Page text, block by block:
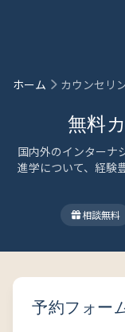
ホーム カウンセリ
無料
国内外のインターナ
進学について、経験
相談無料
予約フォー